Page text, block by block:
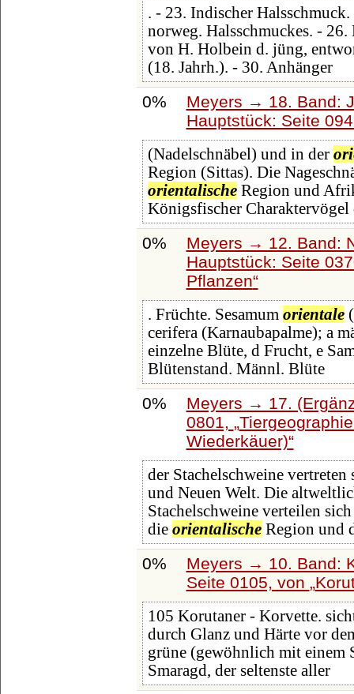
. - 23. Indischer
norweg. Halsschmuckes. -
von H. Holbein d. jüng,
(18. Jahrh.). - 30. Anhänger
0%
Meyers → 18. Band:
Hauptstück: Seite
(Nadelschnäbel) und in der
Region (Sittas). Die
orientalischeRegion und
Königsfischer Charaktervögel
0%
Meyers → 12. Band:
Hauptstück: Seite
Pflanzen
. Früchte. Sesamum orientale
cerifera (Karnaubapalme); a
einzelne Blüte, d Frucht, e
Blütenstand. Männl. Blüte
0%
Meyers → 17.
0801,
Wiederkäuer)
der Stachelschweine
und Neuen Welt. Die
Stachelschweine verteilen
die orientalischeRegion und
0%
Meyers → 10. Band:
Seite 0105, von
105 Korutaner - Korvette.
durch Glanz und Härte vor
grüne (gewöhnlich mit einem
Smaragd, der seltenste aller